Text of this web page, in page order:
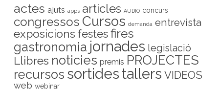
actes ajuts apps articles AUDIO concurs
congressos Cursos demanda entrevista
exposicions festesfires
gastronomia jornades legislació
Llibres noticies premis PROJECTES
recursos sortides tallers VIDEOS
web webinar